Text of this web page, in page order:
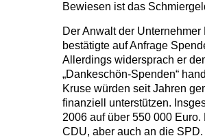
Bewiesen ist das
Der Anwalt der
bestätigte auf Anfrage
Allerdings widersprach er
„Dankeschön-Spenden“
Kruse würden seit Jahren
finanziell unterstützen.
2006 auf über 550 000
CDU, aber auch an die SPD.